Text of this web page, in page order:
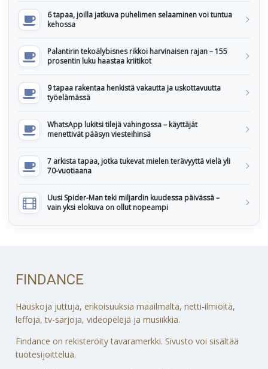
6 tapaa, joilla jatkuva puhelimen selaaminen voi tuntua
kehossa
Palantirin tekoälybisnes rikkoi harvinaisen rajan – 155
prosentin luku haastaa kriitikot
9 tapaa rakentaa henkistä vakautta ja uskottavuutta
työelämässä
WhatsApp lukitsi tilejä vahingossa – käyttäjät
menettivät pääsyn viesteihinsä
7 arkista tapaa, jotka tukevat mielen terävyyttä vielä yli
70-vuotiaana
Uusi Spider-Man teki miljardin kuudessa päivässä –
vain yksi elokuva on ollut nopeampi
FINDANCE
Hauskoja juttuja, erikoisuuksia maailmalta, netti-ilmiöitä,
leffoja, tv-sarjoja, videopelejä ja musiikkia.
Findance on rekisteröity tavaramerkki. Sivusto voi sisältää
tuotesijoittelua.